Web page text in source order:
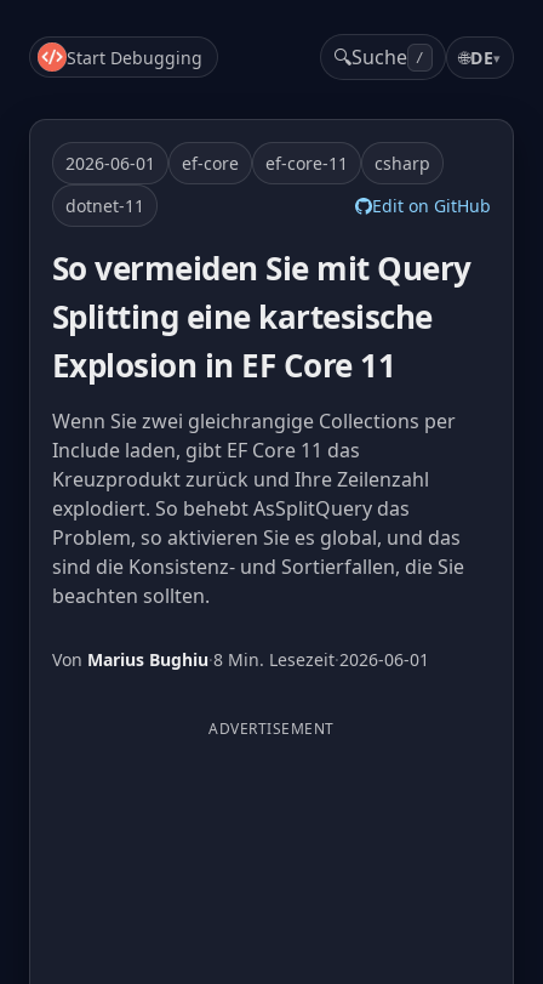
Start Debugging 🔍Suche / 🌐DE▾
2026-06-01 ef-core ef-core-11
csharp
dotnet-11
Edit on GitHub
So vermeiden Sie mit Query
Splitting eine kartesische
Explosion in EF Core 11
Wenn Sie zwei gleichrangige Collections per
Include laden, gibt EF Core 11 das
Kreuzprodukt zurück und Ihre Zeilenzahl
explodiert. So behebt AsSplitQuery das
Problem, so aktivieren Sie es global, und das
sind die Konsistenz- und Sortierfallen, die Sie
beachten sollten.
Von Marius Bughiu·8 Min. Lesezeit·2026-06-01
ADVERTISEMENT